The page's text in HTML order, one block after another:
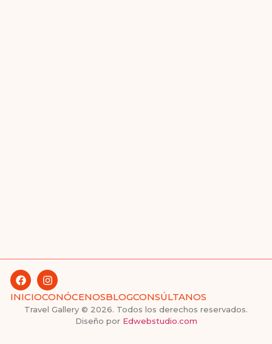
INICIOCONÓCENOSBLOGCONSÚLTANOS
Travel Gallery © 2026. Todos los derechos reservados.
Diseño por Edwebstudio.com